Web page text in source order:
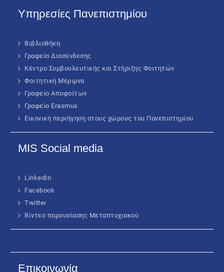
Υπηρεσίες Πανεπιστημίου
Βιβλιοθήκη
Γραφείο Διασύνδεσης
Κέντρο Συμβουλευτικής και Στήριξης Φοιτητών
Φοιτητική Μέριμνα
Γραφείο Αποφοίτων
Γραφείο Erasmus
Εικονική περιήγηση στους χώρους του Πανεπιστημίου
MIS Social media
LinkedIn
Facebook
Twitter
Βίντεο παρουσίασης Μεταπτυχιακού
Επικοινωνία